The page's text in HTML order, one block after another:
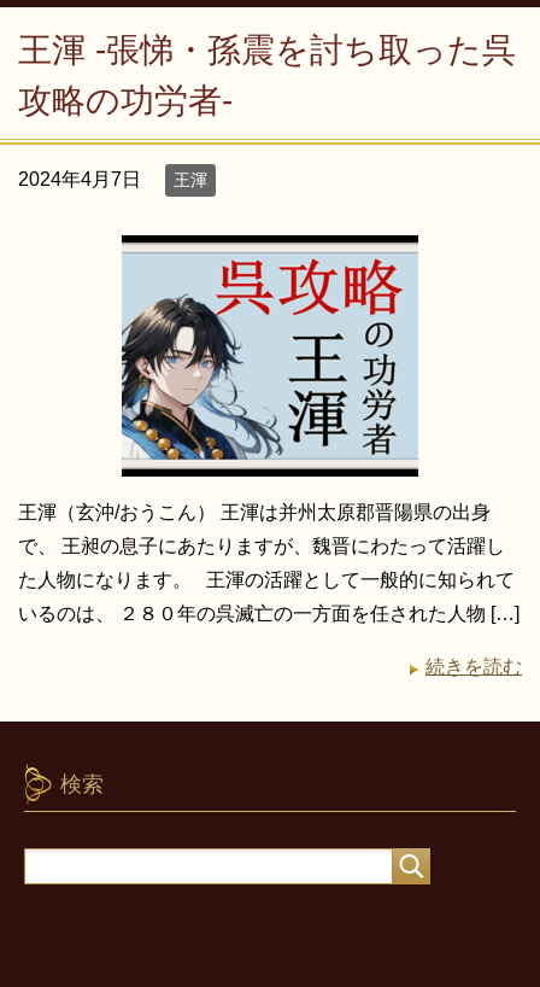
王渾 -張悌・孫震を討ち取った呉
攻略の功労者-
2024年4月7日 王渾
王渾（玄沖/おうこん） 王渾は并州太原郡晋陽県の出身
で、 王昶の息子にあたりますが、魏晋にわたって活躍し
た人物になります。 王渾の活躍として一般的に知られて
いるのは、 ２８０年の呉滅亡の一方面を任された人物 […]
続きを読む
検索